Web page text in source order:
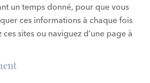
un temps donné, pour que vous
ces informations à chaque fois
ces sites ou naviguez d'une page à